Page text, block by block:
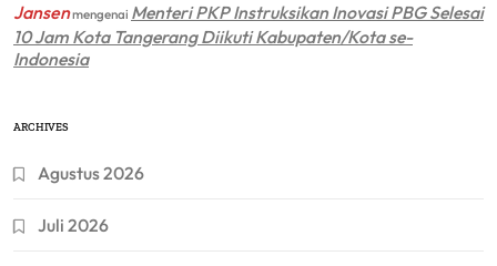
Jansenmengenai Menteri PKP Instruksikan Inovasi PBG Selesai
10 Jam Kota Tangerang Diikuti Kabupaten/Kota se-
Indonesia
ARCHIVES
Agustus 2026
Juli 2026